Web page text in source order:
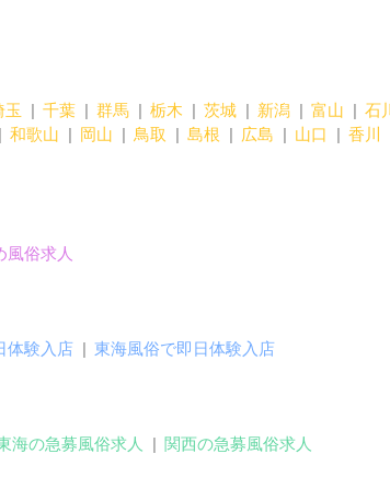
玉 千葉 群馬 栃木 茨城 新潟 富山 石川
和歌山 岡山 鳥取 島根 広島 山口 香川
風俗求人
体験入店 東海風俗で即日体験入店
海の急募風俗求人 関西の急募風俗求人